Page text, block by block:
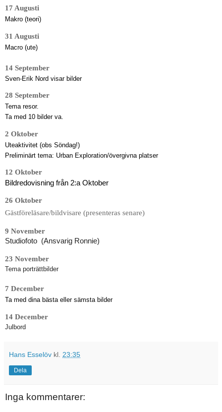
17 Augusti
Makro (teori)
31 Augusti
Macro (ute)
14 September
Sven-Erik Nord visar bilder
28 September
Tema resor.
Ta med 10 bilder va.
2 Oktober
Uteaktivitet (obs Söndag!)
Preliminärt tema: Urban Exploration/övergivna platser
12 Oktober
Bildredovisning från 2:a Oktober
Gästföreläsare/bildvisare (presenteras senare)
Studiofoto  (Ansvarig Ronnie)
23 November
Tema porträttbilder
7 December
Ta med dina bästa eller sämsta bilder
14 December
Julbord
Hans Esselöv kl. 23:35
Dela
Inga kommentarer: